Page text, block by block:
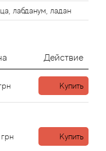
лабданум, ладан
Действие
Купить
грн Купить